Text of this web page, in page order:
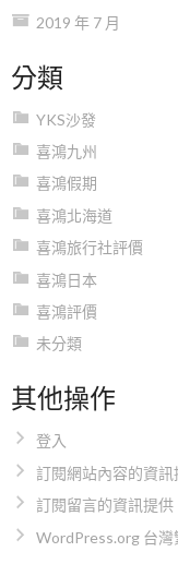
2019 年 7 月
分類
YKS沙發
喜鴻九州
喜鴻假期
喜鴻北海道
喜鴻旅行社評價
喜鴻日本
喜鴻評價
未分類
其他操作
登入
訂閱網站內容的資訊
訂閱留言的資訊提供
WordPress.org 台灣